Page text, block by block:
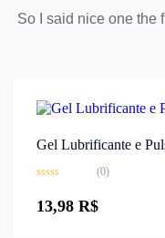
So I said nice one the
Gel Lubrificante e
0
de
(0)
13,98 R$